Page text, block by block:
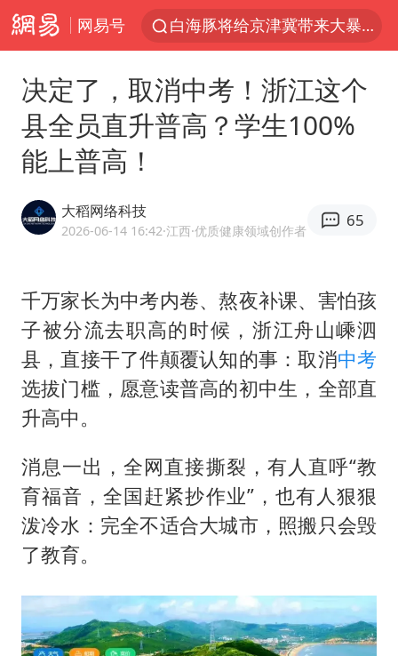
网易号
白海豚将给京津冀带来大暴雨
国足U17与阿森纳决赛取消 并列冠军
王艺迪2-4不敌张本美和止步4强
上门女婿出轨女邻居多年被判重婚罪
韩军前线部队连曝丑闻
《龙餐馆》 冲奖
笔试第一被劝弃考涉事副校长被撤职
挡“张雪机车”民进党当局怕什么
灌溉水坝被隔成鱼塘 村民投诉20余年
萌娃帮爷爷脱玉米 卖力干活超可爱
决定了，取消中考！浙江这个
县全员直升普高？学生100%
能上普高！
大稻网络科技
2026-06-14 16:42·江西·优质健康领域创作者
65
千万家长为中考内卷、熬夜补课、害怕孩
子被分流去职高的时候，浙江舟山嵊泗
县，直接干了件颠覆认知的事：取消中考
选拔门槛，愿意读普高的初中生，全部直
升高中。
消息一出，全网直接撕裂，有人直呼“教
育福音，全国赶紧抄作业”，也有人狠狠
泼冷水：完全不适合大城市，照搬只会毁
了教育。